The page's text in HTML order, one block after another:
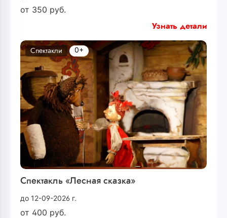
от 350 руб.
Узнать детали
Спектакль «Лесная сказка»
до 12-09-2026 г.
от 400 руб.
Спектакли 0+